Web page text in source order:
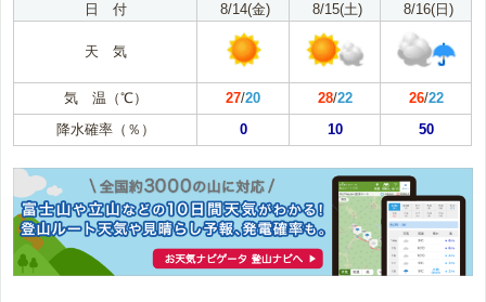
日 付 8/14(金) 8/15(土) 8/16(日)
天 気
気 温（℃） 27/20 28/22 26/22
降水確率（％）
0 10 50